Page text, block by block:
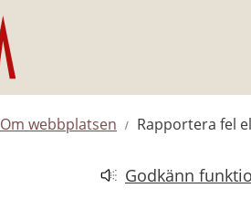
Om webbplatsen Rapportera fel
Godkänn
Länk till annan